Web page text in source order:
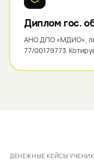
Диплом гос.
АНО ДПО «МДИО»,
77/00179773.
ДЕНЕЖНЫЕ КЕЙСЫ